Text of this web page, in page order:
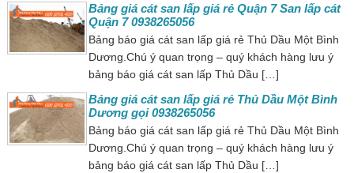
Bảng giá cát san lấp giá rẻ Quận 7 San lấp cát
Quận 7 0938265056
Bảng báo giá cát san lấp giá rẻ Thủ Dầu Một Bình
Dương.Chú ý quan trọng – quý khách hàng lưu ý
bảng báo giá cát san lấp Thủ Dầu […]
Bảng giá cát san lấp giá rẻ Thủ Dầu Một Bình
Dương gọi 0938265056
Bảng báo giá cát san lấp giá rẻ Thủ Dầu Một Bình
Dương.Chú ý quan trọng – quý khách hàng lưu ý
bảng báo giá cát san lấp Thủ Dầu […]